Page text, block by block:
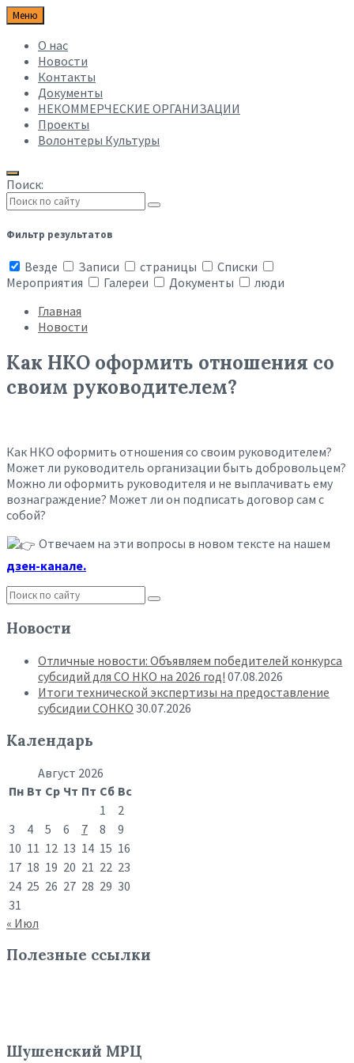
Меню
О нас
Новости
Контакты
Документы
НЕКОММЕРЧЕСКИЕ ОРГАНИЗАЦИИ
Проекты
Волонтеры Культуры
Поиск:
Фильтр результатов
Везде Записи страницы
Списки
Мероприятия
Галереи Документы
люди
Главная
Новости
Как НКО оформить отношения со
своим руководителем?
Как НКО оформить отношения со своим руководителем?
Может ли руководитель организации быть добровольцем?
Можно ли оформить руководителя и не выплачивать ему
вознаграждение? Может ли он подписать договор сам с
собой?
Отвечаем на эти вопросы в новом тексте на нашем
дзен-канале.
Новости
Отличные новости: Объявляем победителей конкурса
субсидий для СО НКО на 2026 год! 07.08.2026
Итоги технической экспертизы на предоставление
субсидии СОНКО 30.07.2026
Календарь
Август 2026
Пн Вт Ср Чт Пт Сб Вс
1
2
3
4 5 6 7 8
9
10 11 12 13 14 15 16
17 18 19 20 21 22 23
24 25 26 27 28 29 30
31
« Июл
Полезные ссылки
Шушенский МРЦ